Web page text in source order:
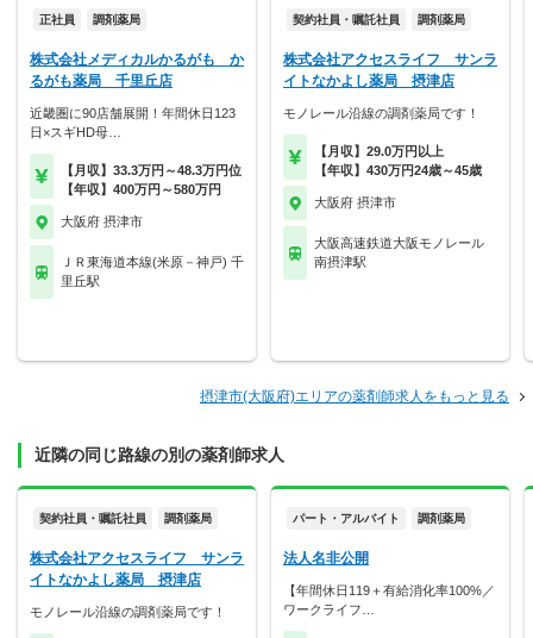
正社員 調剤薬局
株式会社メディカルかるがも か
るがも薬局 千里丘店
近畿圏に90店舗展開！年間休日123
日×スギHD母…
【月収】33.3万円～48.3万円位
【年収】400万円～580万円
大阪府 摂津市
ＪＲ東海道本線(米原－神戸) 千
里丘駅
契約社員・嘱託社員 調剤薬局
株式会社アクセスライフ サンラ
イトなかよし薬局 摂津店
モノレール沿線の調剤薬局です！
【月収】29.0万円以上
【年収】430万円24歳～45歳
大阪府 摂津市
大阪高速鉄道大阪モノレール
南摂津駅
摂津市(大阪府)エリアの薬剤師求人をもっと見る
近隣の同じ路線の別の薬剤師求人
契約社員・嘱託社員 調剤薬局
株式会社アクセスライフ サンラ
イトなかよし薬局 摂津店
モノレール沿線の調剤薬局です！
パート・アルバイト 調剤薬局
法人名非公開
【年間休日119＋有給消化率100%／
ワークライフ…